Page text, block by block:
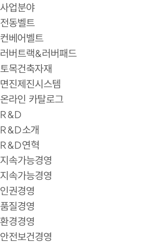
사업분야
전동벨트
컨베어벨트
러버트랙&러버패드
토목건축자재
면진제진시스템
온라인 카탈로그
R&D
R&D소개
R&D연혁
지속가능경영
지속가능경영
인권경영
품질경영
환경경영
안전보건경영